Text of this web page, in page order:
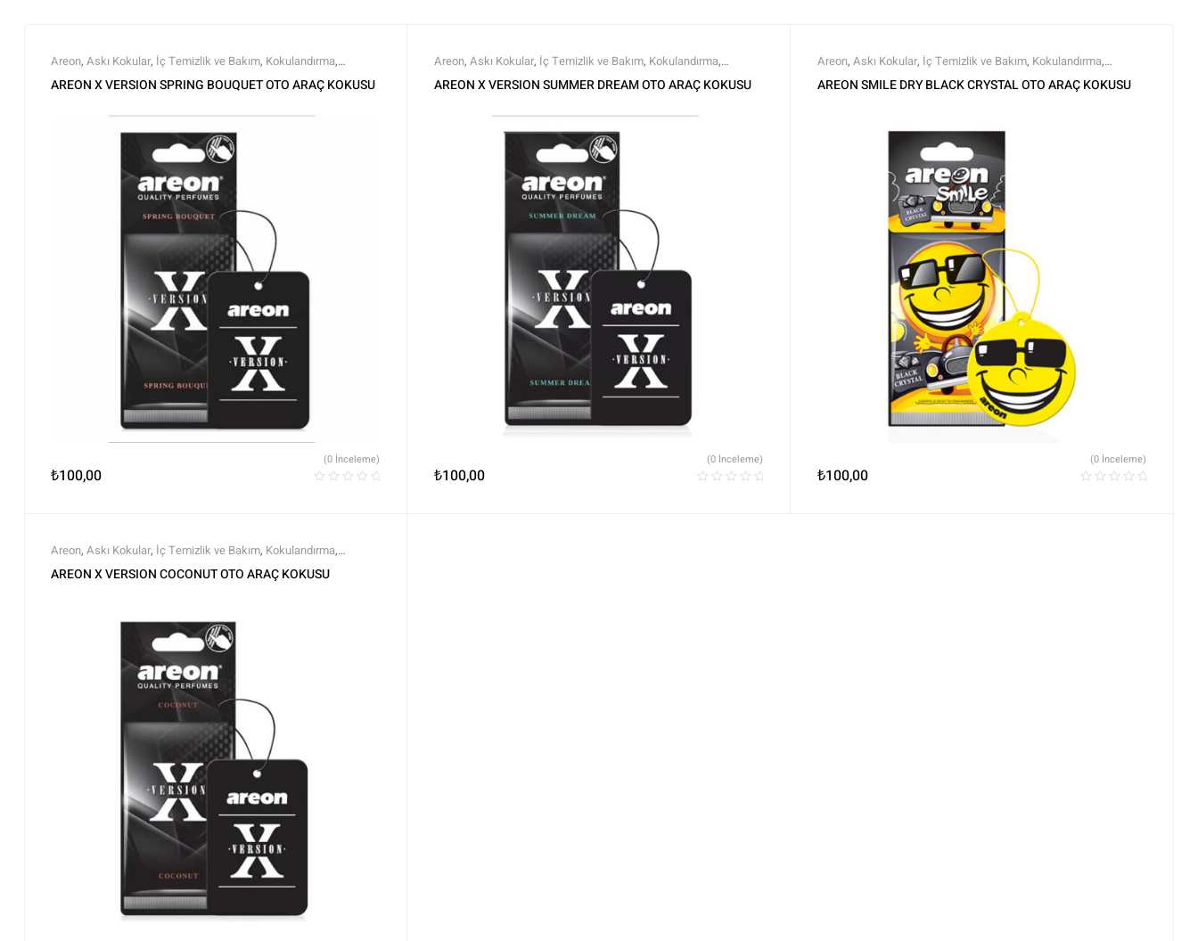
Areon, Askı Kokular, İç Temizlik ve Bakım, Kokulandırma,
Markalar,Tüm Ürünler,Tüm Ürünler
AREON X VERSION SPRING BOUQUET OTO ARAÇ KOKUSU
₺100,00
(0 İnceleme)
Areon, Askı Kokular, İç Temizlik ve Bakım, Kokulandırma,
Markalar,Tüm Ürünler,Tüm Ürünler
AREON X VERSION SUMMER DREAM OTO ARAÇ KOKUSU
₺100,00
(0 İnceleme)
Areon, Askı Kokular, İç Temizlik ve Bakım, Kokulandırma,
Markalar,Tüm Ürünler,Tüm Ürünler
AREON SMILE DRY BLACK CRYSTAL OTO ARAÇ KOKUSU
₺100,00
(0 İnceleme)
Areon, Askı Kokular, İç Temizlik ve Bakım, Kokulandırma,
Markalar,Tüm Ürünler,Tüm Ürünler
AREON X VERSION COCONUT OTO ARAÇ KOKUSU